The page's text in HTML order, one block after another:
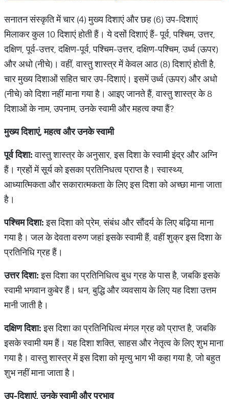
सनातन संस्कृति में चार (4) मुख्य दिशाएं और छह (6) उप-दिशाएं
मिलाकर कुल 10 दिशाएं होती हैं। ये दसों दिशाएं हैं- पूर्व, पश्चिम, उत्तर,
दक्षिण, पूर्व-उत्तर, दक्षिण-पूर्व, पश्चिम-उत्तर, दक्षिण-पश्चिम, उर्ध्व (ऊपर)
और अधो (नीचे)। वहीं, वास्तु शास्त्र में केवल आठ (8) दिशाएं होती है,
चार मुख्य दिशाओं सहित चार उप-दिशाएं। इसमें उर्ध्व (ऊपर) और अधो
(नीचे) को दिशा नहीं माना गया है। आइए जानते हैं, वास्तु शास्त्र के 8
दिशाओं के नाम, उपनाम, उनके स्वामी और महत्व क्या हैं?
मुख्यदिशाएं,महत्वऔरउनकेस्वामी
पूर्वदिशा:वास्तु शास्त्र के अनुसार, इस दिशा के स्वामी इंद्र और अग्नि
हैं। ग्रहों में सूर्य को इसका प्रतिनिधत्व प्राप्त है। स्वास्थ्य,
आध्यात्मिकता और सकारात्मकता के लिए इस दिशा को अच्छा माना जाता
है।
पश्चिमदिशा:इस दिशा को प्रेम, संबंध और सौंदर्य के लिए बढ़िया माना
गया है। जल के देवता वरुण जहां इसके स्वामी हैं, वहीं शुक्र इस दिशा के
प्रतिनिधि ग्रह हैं।
उत्तरदिशा:इस दिशा का प्रतिनिधित्व बुध ग्रह के पास है, जबकि इसके
स्वामी भगवान कुबेर हैं। धन, बुद्धि और व्यवसाय के लिए यह दिशा उत्तम
मानी जाती है।
दक्षिणदिशा:इस दिशा का प्रतिनिधित्व मंगल ग्रह को प्राप्त है, जबकि
इसके स्वामी यम हैं। यह दिशा शक्ति, साहस और नेतृत्व के लिए शुभ माना
गया है। वास्तु शास्त्र में इस दिशा को मृत्यु भाग भी कहा गया है, जो बहुत
शुभ नहीं माना जाता है।
उप-दिशाएं,उनकेस्वामीऔरप्रभाव